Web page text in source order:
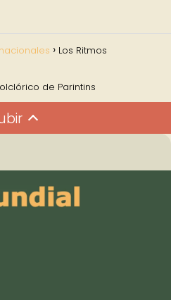
Los Ritmos
de Parintins